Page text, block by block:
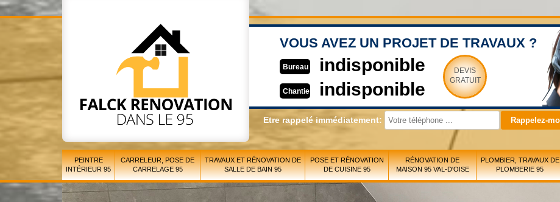
VOUS AVEZ UN PROJET DE TRAVAUX ?
Bureau indisponible
Chantier indisponible
DEVIS
GRATUIT
Etre rappelé immédiatement:
PEINTRE
INTÉRIEUR 95
CARRELEUR, POSE DE
CARRELAGE 95
TRAVAUX ET RÉNOVATION DE
SALLE DE BAIN 95
POSE ET RÉNOVATION
DE CUISINE 95
RÉNOVATION DE
MAISON 95 VAL-D'OISE
PLOMBIER, TRAVAUX DE
PLOMBERIE 95